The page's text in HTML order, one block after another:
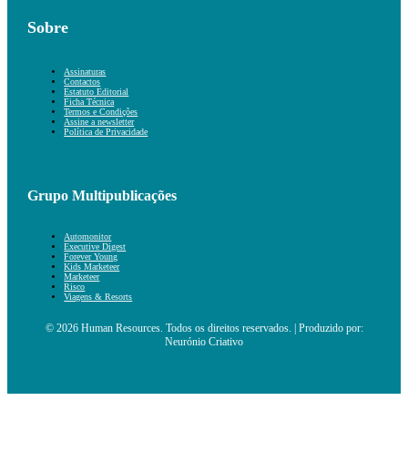
Sobre
Assinaturas
Contactos
Estatuto Editorial
Ficha Técnica
Termos e Condições
Assine a newsletter
Política de Privacidade
Grupo Multipublicações
Automonitor
Executive Digest
Forever Young
Kids Marketeer
Marketeer
Risco
Viagens & Resorts
© 2026 Human Resources. Todos os direitos reservados. | Produzido por:
Neurónio Criativo